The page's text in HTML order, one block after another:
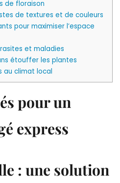
de floraison
de textures et de couleurs
pour maximiser l’espace
et maladies
étouffer les plantes
au climat local
pour un
express
: une solution